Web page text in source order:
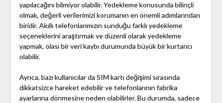
yapılacağını bilmiyor olabilir. Yedekleme konusunda bilinçli
olmak, değerli verilerimizi korumanın en önemli adımlarından
biridir. Akıllı telefonlarımızın sunduğu farklı yedekleme
seçeneklerini araştırmak ve düzenli olarak yedekleme
yapmak, olası bir veri kaybı durumunda büyük bir kurtarıcı
olabilir.
Ayrıca, bazı kullanıcılar da SIM kartı değişimi sırasında
dikkatsizce hareket edebilir ve telefonlarının fabrika
ayarlarına dönmesine neden olabilirler. Bu durumda, sadece